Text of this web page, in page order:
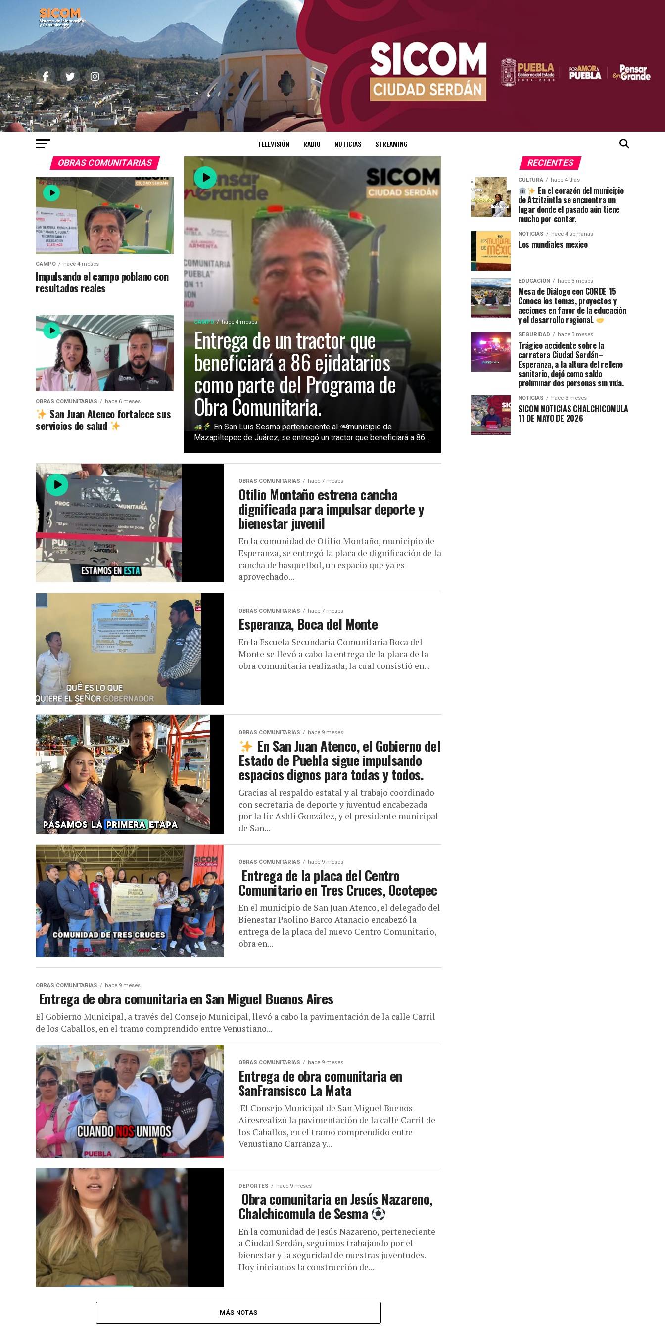
TELEVISIÓN RADIO NOTICIAS STREAMING
CAMPO hace 4 meses
Entrega de un tractor que
beneficiará a 86 ejidatarios
como parte del Programa de
Obra Comunitaria.
En San Luis Sesma perteneciente al ￼municipio de
Mazapiltepec de Juárez, se entregó un tractor que beneficiará a 86...
OBRAS COMUNITARIAS
CAMPO hace 4 meses
Impulsando el campo poblano con
resultados reales
OBRAS COMUNITARIAS hace 6 meses
San Juan Atenco fortalece sus
servicios de salud
OBRAS COMUNITARIAS hace 7 meses
Otilio Montaño estrena cancha
dignificada para impulsar deporte y
bienestar juvenil
En la comunidad de Otilio Montaño, municipio de
Esperanza, se entregó la placa de dignificación de la
cancha de basquetbol, un espacio que ya es
aprovechado...
OBRAS COMUNITARIAS hace 7 meses
Esperanza, Boca del Monte
En la Escuela Secundaria Comunitaria Boca del
Monte se llevó a cabo la entrega de la placa de la
obra comunitaria realizada, la cual consistió en...
OBRAS COMUNITARIAS hace 9 meses
En San Juan Atenco, el Gobierno del
Estado de Puebla sigue impulsando
espacios dignos para todas y todos.
Gracias al respaldo estatal y al trabajo coordinado
con secretaria de deporte y juventud encabezada
por la lic Ashli González, y el presidente municipal
de San...
OBRAS COMUNITARIAS hace 9 meses
️ Entrega de la placa del Centro
Comunitario en Tres Cruces, Ocotepec
En el municipio de San Juan Atenco, el delegado del
Bienestar Paolino Barco Atanacio encabezó la
entrega de la placa del nuevo Centro Comunitario,
obra en...
OBRAS COMUNITARIAS hace 9 meses
️ Entrega de obra comunitaria en San Miguel Buenos Aires
El Gobierno Municipal, a través del Consejo Municipal, llevó a cabo la pavimentación de la calle Carril
de los Caballos, en el tramo comprendido entre Venustiano...
OBRAS COMUNITARIAS hace 9 meses
Entrega de obra comunitaria en
SanFransisco La Mata ️
️ El Consejo Municipal de San Miguel Buenos
Airesrealizó la pavimentación de la calle Carril de
los Caballos, en el tramo comprendido entre
Venustiano Carranza y...
DEPORTES hace 9 meses
Obra comunitaria en Jesús Nazareno,
Chalchicomula de Sesma
En la comunidad de Jesús Nazareno, perteneciente
a Ciudad Serdán, seguimos trabajando por el
bienestar y la seguridad de nuestras juventudes.
Hoy iniciamos la construcción de...
MÁS NOTAS
RECIENTES
CULTURA hace 4 días
En el corazón del municipio
de Atzitzintla se encuentra un
lugar donde el pasado aún tiene
mucho por contar.
NOTICIAS hace 4 semanas
Los mundiales mexico
EDUCACIÓN hace 3 meses
Mesa de Diálogo con CORDE 15
Conoce los temas, proyectos y
acciones en favor de la educación
y el desarrollo regional.
SEGURIDAD hace 3 meses
Trágico accidente sobre la
carretera Ciudad Serdán–
Esperanza, a la altura del relleno
sanitario, dejó como saldo
preliminar dos personas sin vida.
NOTICIAS hace 3 meses
SICOM NOTICIAS CHALCHICOMULA
11 DE MAYO DE 2026